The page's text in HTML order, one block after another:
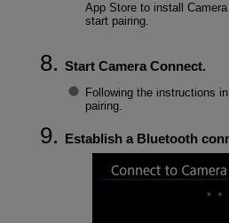
App Store to install
start pairing.
Start Camera Connect.
Following the instructions
pairing.
Establish a Bluetooth